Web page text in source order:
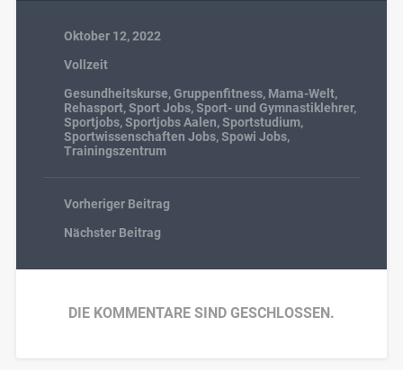
Oktober 12, 2022
Vollzeit
Gesundheitskurse,Gruppenfitness, Mama-Welt,
Rehasport,Sport Jobs,Sport- und Gymnastiklehrer,
Sportjobs,Sportjobs Aalen,Sportstudium,
Sportwissenschaften Jobs,Spowi Jobs,
Trainingszentrum
Vorheriger Beitrag
Nächster Beitrag
DIE KOMMENTARE SIND GESCHLOSSEN.